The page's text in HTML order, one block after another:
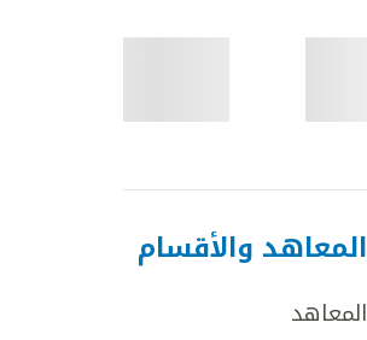
المعاهد والأقسام
المعاهد